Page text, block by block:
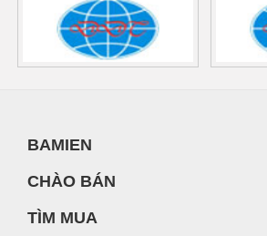
BAMIEN
CHÀO BÁN
TÌM MUA